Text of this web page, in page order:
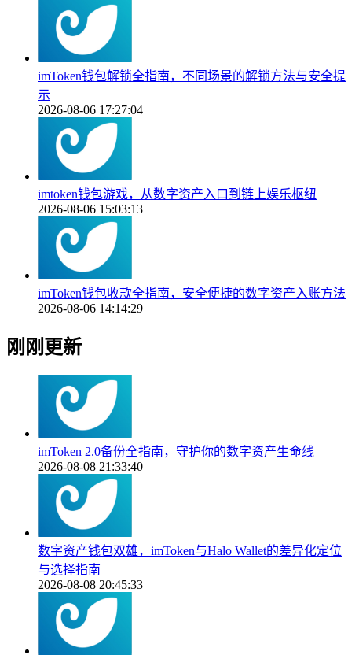
imToken钱包解锁全指南，不同场景的解锁方法与安全提
示
2026-08-06 17:27:04
imtoken钱包游戏，从数字资产入口到链上娱乐枢纽
2026-08-06 15:03:13
imToken钱包收款全指南，安全便捷的数字资产入账方法
2026-08-06 14:14:29
刚刚更新
imToken 2.0备份全指南，守护你的数字资产生命线
2026-08-08 21:33:40
数字资产钱包双雄，imToken与Halo Wallet的差异化定位
与选择指南
2026-08-08 20:45:33